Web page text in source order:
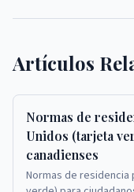
Artículos
Normas de
Unidos (tarjeta
canadienses
Normas de residencia